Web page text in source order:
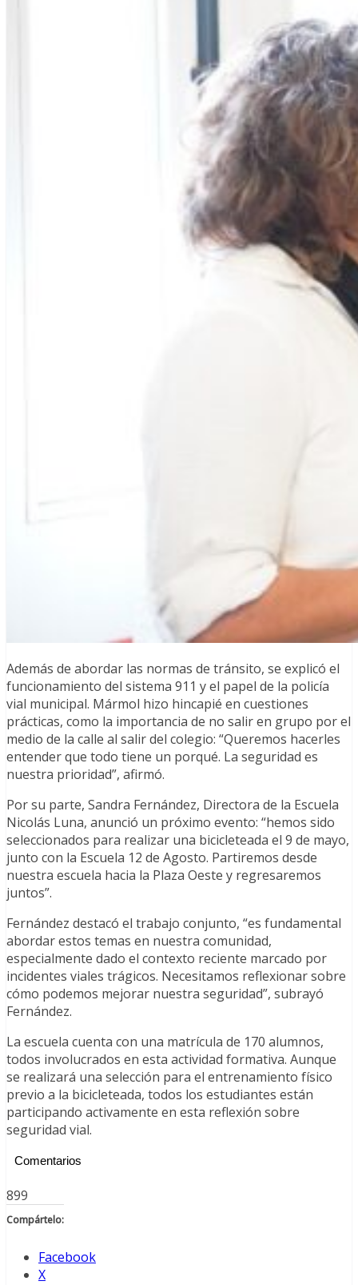
Además de abordar las normas de tránsito, se explicó el
funcionamiento del sistema 911 y el papel de la policía
vial municipal. Mármol hizo hincapié en cuestiones
prácticas, como la importancia de no salir en grupo por el
medio de la calle al salir del colegio: “Queremos hacerles
entender que todo tiene un porqué. La seguridad es
nuestra prioridad”, afirmó.
Por su parte, Sandra Fernández, Directora de la Escuela
Nicolás Luna, anunció un próximo evento: “hemos sido
seleccionados para realizar una bicicleteada el 9 de mayo,
junto con la Escuela 12 de Agosto. Partiremos desde
nuestra escuela hacia la Plaza Oeste y regresaremos
juntos”.
Fernández destacó el trabajo conjunto, “es fundamental
abordar estos temas en nuestra comunidad,
especialmente dado el contexto reciente marcado por
incidentes viales trágicos. Necesitamos reflexionar sobre
cómo podemos mejorar nuestra seguridad”, subrayó
Fernández.
La escuela cuenta con una matrícula de 170 alumnos,
todos involucrados en esta actividad formativa. Aunque
se realizará una selección para el entrenamiento físico
previo a la bicicleteada, todos los estudiantes están
participando activamente en esta reflexión sobre
seguridad vial.
Comentarios
899
Compártelo:
Facebook
X